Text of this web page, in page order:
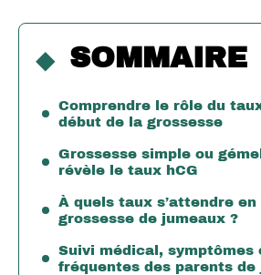
SOMMAIRE
Comprendre le rôle du
début de la grossesse
Grossesse simple ou
révèle le taux hCG
À quels taux s’attendre en
grossesse de jumeaux ?
Suivi médical, symptômes
fréquentes des parents de